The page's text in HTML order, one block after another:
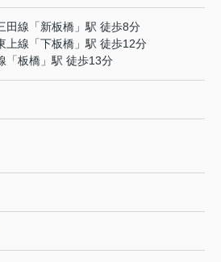
田線 「新板橋 」駅 徒歩8分
上線 「下板橋 」駅 徒歩12分
「板橋 」駅 徒歩13分